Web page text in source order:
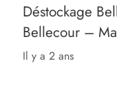
Déstockage
Bellecour –
il y a 2 ans